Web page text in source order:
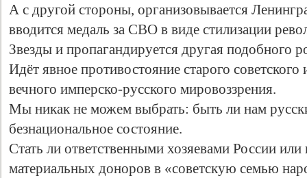
А с другой стороны, организовывается
вводится медаль за СВО в виде стилизации
Звезды и пропагандируется другая подобного
Идёт явное противостояние старого
вечного имперско-русского мировоззрения.
Мы никак не можем выбрать: быть ли нам
безнациональное состояние.
Стать ли ответственными хозяевами России или
материальных доноров в «советскую семью